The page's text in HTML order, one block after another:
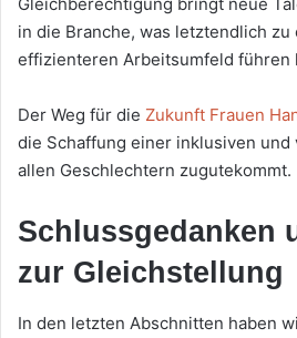
in die Branche, was letztendlich
effizienteren Arbeitsumfeld führen
Der Weg für die Zukunft Frauen
die Schaffung einer inklusiven und
allen Geschlechtern zugutekommt.
Schlussgedanken
zur Gleichstellung
In den letzten Abschnitten haben